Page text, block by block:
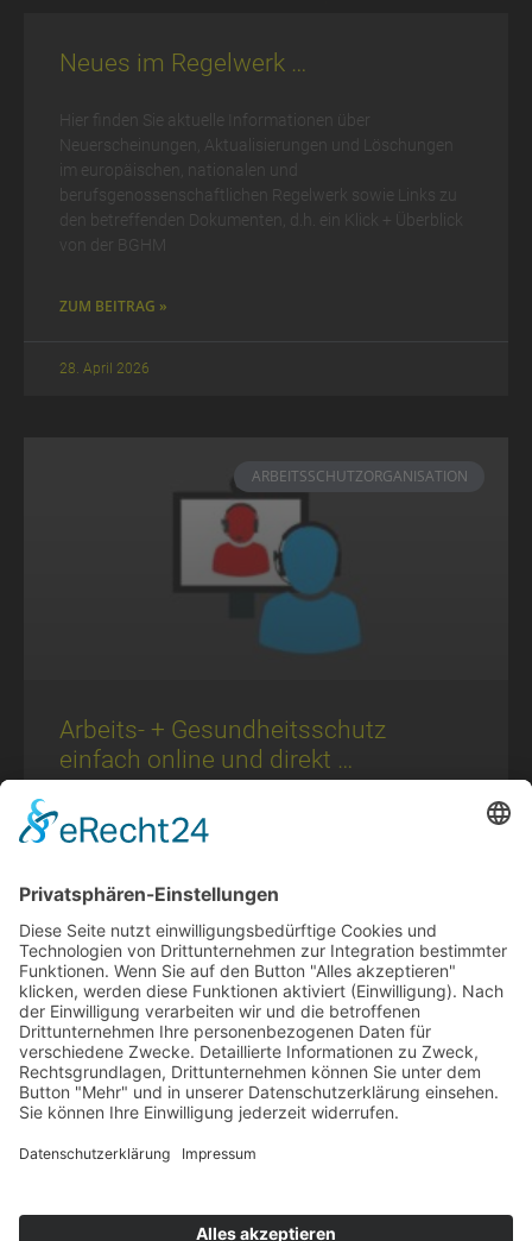
Neues im Regelwerk …
Hier finden Sie aktuelle Informationen über
Neuerscheinungen, Aktualisierungen und Löschungen
im europäischen, nationalen und
berufsgenossenschaftlichen Regelwerk sowie Links zu
den betreffenden Dokumenten, d.h. ein Klick + Überblick
von der BGHM
ZUM BEITRAG »
28. April 2026
ARBEITSSCHUTZORGANISATION
Ar­beits- + Ge­sund­heits­schutz
einfach online und direkt …
EINFACH – EFFEKTIV – SCHNELL per Web und App eine
Expertenberatung einholen Beratung zur
nur ein Mausklick entfernt! Mit der ONLINE-
ZUM BEITRAG »
28. April 2026